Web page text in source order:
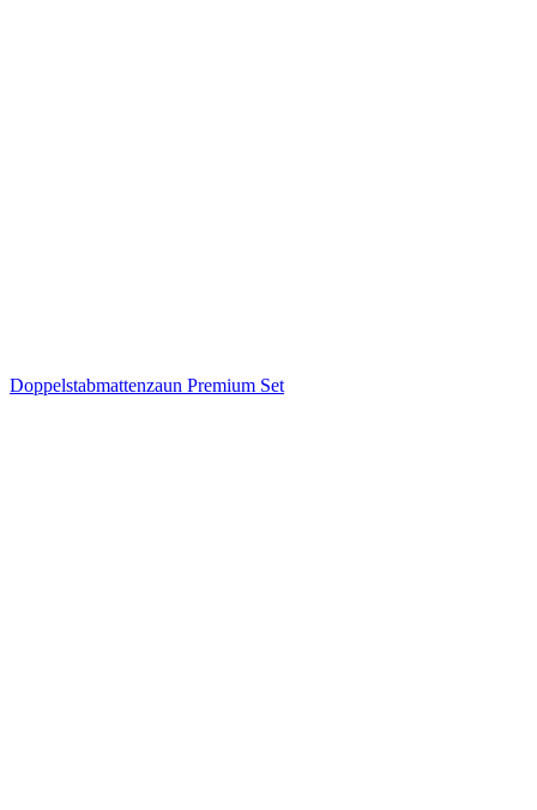
Doppelstabmattenzaun Premium Set